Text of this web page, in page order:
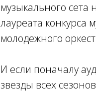
музыкального
лауреата конкурса
молодежного
И если поначалу
звезды всех